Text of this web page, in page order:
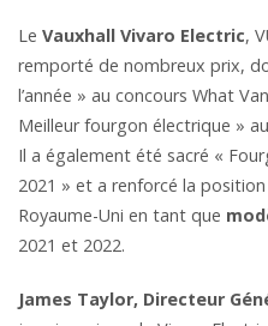
Le Vauxhall Vivaro Electric,
remporté de nombreux prix,
l’année » au concours What
Meilleur fourgon électrique »
Il a également été sacré «
2021 » et a renforcé la
Royaume-Uni en tant que
2021 et 2022.
James Taylor, Directeur